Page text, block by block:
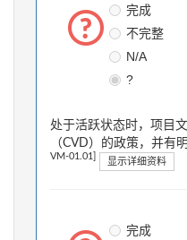
完成
不完整
N/A
?
处于活跃状态时，项目
（CVD）的政策，并有
VM-01.01] 显示详细资料
完成